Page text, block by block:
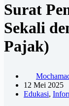
Surat
Sekali
Pajak)
12 Mei 2025
Edukasi,